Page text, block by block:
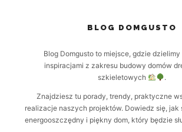
BLOG DOMGUSTO
Blog Domgusto to miejsce, gdzie
inspiracjami z zakresu budowy domów
szkieletowych
.
Znajdziesz tu porady, trendy, praktyczne
realizacje naszych projektów. Dowiedz się, jak
energooszczędny i piękny dom, który będzie